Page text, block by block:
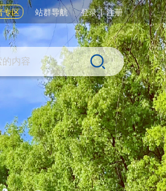
专区 站群导航 登录|注册